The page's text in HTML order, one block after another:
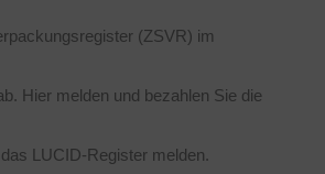
(ZSVR) im
Hier melden und bezahlen Sie die
LUCID-Register melden.